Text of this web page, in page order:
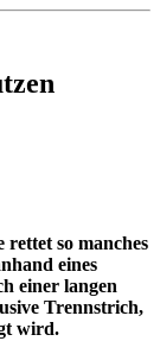
so manches
eines
einer langen
Trennstrich,
wird.